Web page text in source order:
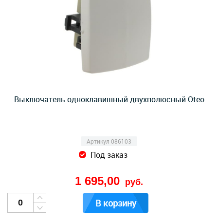
Выключатель одноклавишный двухполюсный Oteo
Артикул 086103
Под заказ
1 695,00 руб.
В корзину